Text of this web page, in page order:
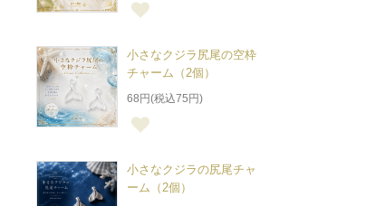
小さなクジラ尻尾の空枠
チャーム（2個）
68円(税込75円)
小さなクジラの尻尾チャ
ーム（2個）